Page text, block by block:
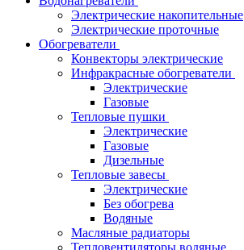
Электрические накопительные
Электрические проточные
Обогреватели
Конвекторы электрические
Инфракрасные обогреватели
Электрические
Газовые
Тепловые пушки
Электрические
Газовые
Дизельные
Тепловые завесы
Электрические
Без обогрева
Водяные
Масляные радиаторы
Тепловентиляторы водяные